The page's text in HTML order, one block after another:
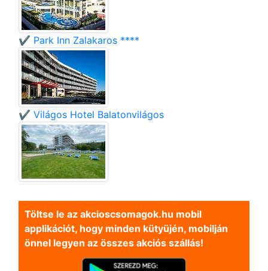
✔️ Park Inn Zalakaros ****
✔️ Világos Hotel Balatonvilágos
Töltse le az akcioscsomagok.hu mobil
applikációt, hogy minden kütyüjén, mobilján
önnel legyen az összes akciós szállás!